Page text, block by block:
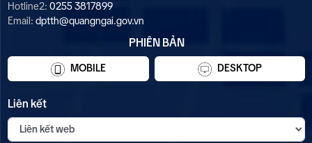
Hotline2: 0255 3817899
Email: dptth@quangngai.gov.vn
PHIÊN BẢN
MOBILE DESKTOP
Liên kết